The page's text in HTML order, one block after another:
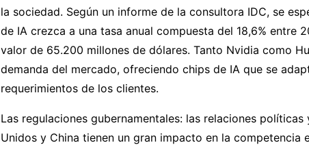
la sociedad. Según un informe de la consultora IDC, se
de IA crezca a una tasa anual compuesta del 18,6% entre
valor de 65.200 millones de dólares. Tanto Nvidia como
demanda del mercado, ofreciendo chips de IA que se
requerimientos de los clientes.
Las regulaciones gubernamentales: las relaciones
Unidos y China tienen un gran impacto en la competencia